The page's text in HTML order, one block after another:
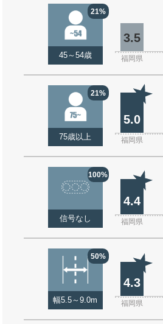
21%
45～54歳
3.5
福岡県
21%
75歳以上
5.0
福岡県
100%
信号なし
4.4
福岡県
50%
幅5.5～9.0m
4.3
福岡県